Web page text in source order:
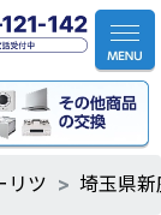
リツ 埼玉県